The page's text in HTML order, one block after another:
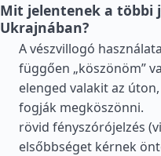
Mit jelentenek a többi
Ukrajnában?
A vészvillogó
függően „köszönöm”
elenged valakit az
fogják megköszönni.
rövid fényszórójelzés
elsőbbséget kérnek